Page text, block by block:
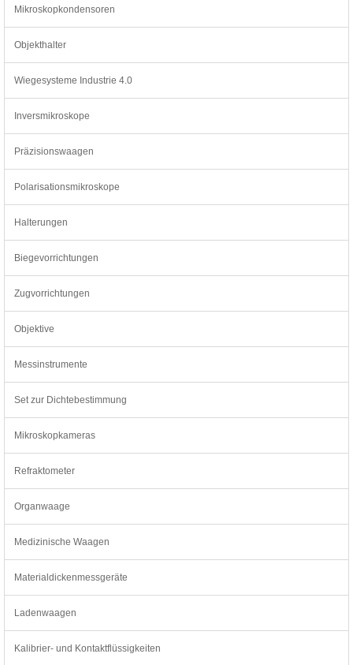
Mikroskopkondensoren
Objekthalter
Wiegesysteme Industrie 4.0
Inversmikroskope
Präzisionswaagen
Polarisationsmikroskope
Halterungen
Biegevorrichtungen
Zugvorrichtungen
Objektive
Messinstrumente
Set zur Dichtebestimmung
Mikroskopkameras
Refraktometer
Organwaage
Medizinische Waagen
Materialdickenmessgeräte
Ladenwaagen
Kalibrier- und Kontaktflüssigkeiten